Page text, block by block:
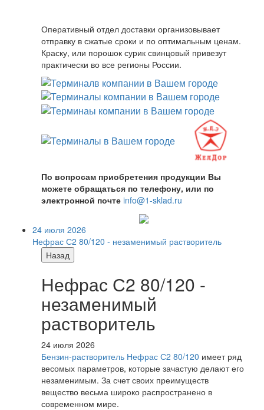
Оперативный отдел доставки организовывает
отправку в сжатые сроки и по оптимальным ценам.
Краску, или порошок сурик свинцовый привезут
практически во все регионы России.
По вопросам приобретения продукции Вы
можете обращаться по телефону, или по
электронной почте info@1-sklad.ru
24 июля 2026
Нефрас С2 80/120 - незаменимый растворитель
Назад
Нефрас С2 80/120 -
незаменимый
растворитель
24 июля 2026
Бензин-растворитель Нефрас С2 80/120 имеет ряд
весомых параметров, которые зачастую делают его
незаменимым. За счет своих преимуществ
вещество весьма широко распространено в
современном мире.